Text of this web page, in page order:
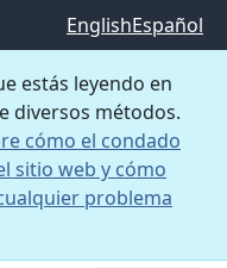
EnglishEspañol
estás leyendo en
diversos métodos.
cómo el condado
sitio web y cómo
problema